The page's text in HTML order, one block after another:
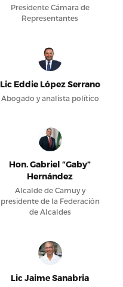
Presidente Cámara de
Representantes
Lic Eddie López Serrano
Abogado y analista político
Hon. Gabriel “Gaby”
Hernández
Alcalde de Camuy y
presidente de la Federación
de Alcaldes
Lic Jaime Sanabria